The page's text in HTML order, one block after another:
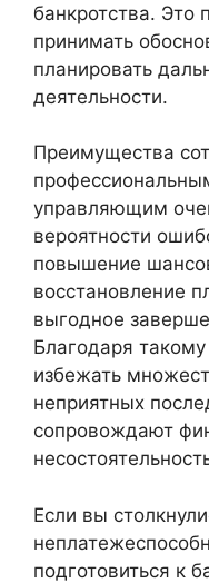
банкротства. Это
принимать
планировать
деятельности.
Преимущества
управляющим
вероятности
повышение
восстановление
выгодное
Благодаря
избежать
неприятных
сопровождают
Если вы
подготовиться к